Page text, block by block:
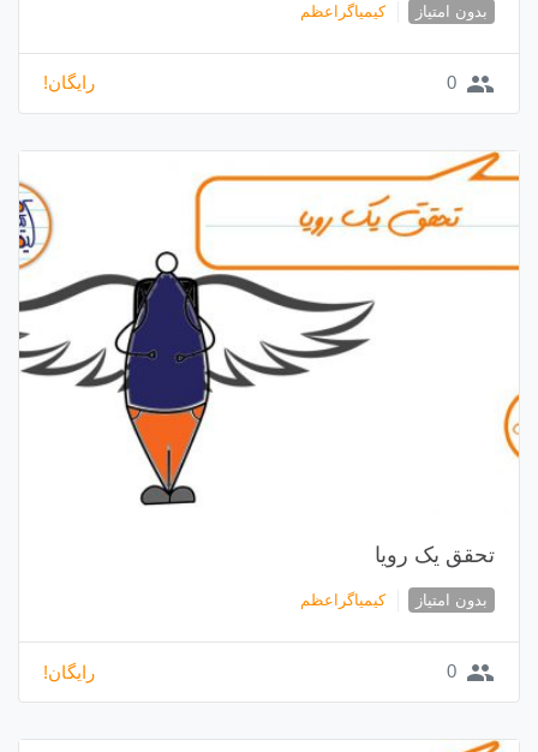
بدون امتیاز کیمیاگراعظم
group
0 رایگان!
تحقق یک رویا
بدون امتیاز کیمیاگراعظم
group
0 رایگان!